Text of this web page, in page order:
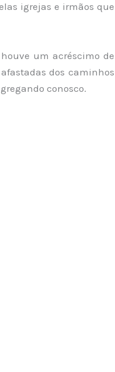
igrejas e irmãos que
um acréscimo de
dos caminhos
conosco.